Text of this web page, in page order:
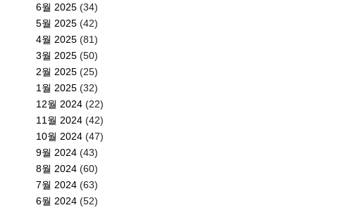
6월 2025 (34)
5월 2025 (42)
4월 2025 (81)
3월 2025 (50)
2월 2025 (25)
1월 2025 (32)
12월 2024 (22)
11월 2024 (42)
10월 2024 (47)
9월 2024 (43)
8월 2024 (60)
7월 2024 (63)
6월 2024 (52)